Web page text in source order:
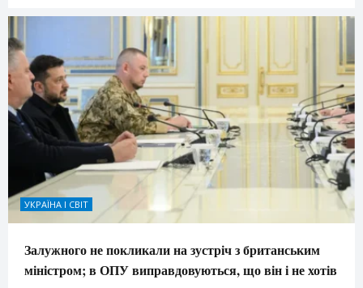
УКРАЇНА І СВІТ
Залужного не покликали на зустріч з британським
міністром; в ОПУ виправдовуються, що він і не хотів